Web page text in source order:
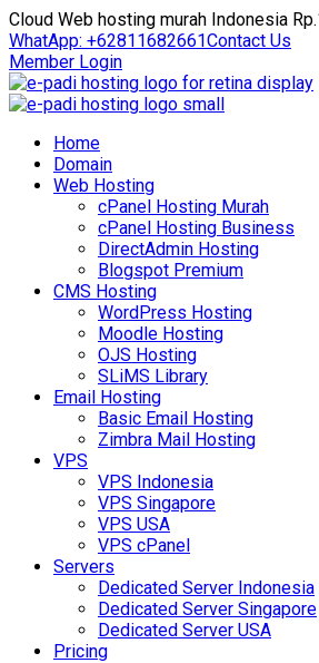
Cloud Web hosting murah Indonesia
WhatApp: +62811682661Contact Us
Member Login
Home
Domain
Web Hosting
cPanel Hosting Murah
cPanel Hosting Business
DirectAdmin Hosting
Blogspot Premium
CMS Hosting
WordPress Hosting
Moodle Hosting
OJS Hosting
SLiMS Library
Email Hosting
Basic Email Hosting
Zimbra Mail Hosting
VPS
VPS Indonesia
VPS Singapore
VPS USA
VPS cPanel
Servers
Dedicated Server Indonesia
Dedicated Server Singapore
Dedicated Server USA
Pricing